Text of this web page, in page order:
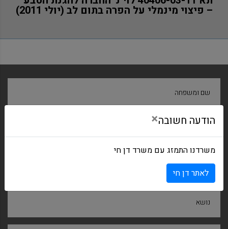
– פיצוי מינמלי על הפרה בתום לב (יולי 2011)
שם ומשפחה
דואר אלקטרוני
נושא
הודעה חשובה×
משרדנו התמזג עם משרד דן חי
לאתר דן חי